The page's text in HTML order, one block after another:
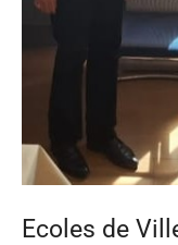
Ecoles de